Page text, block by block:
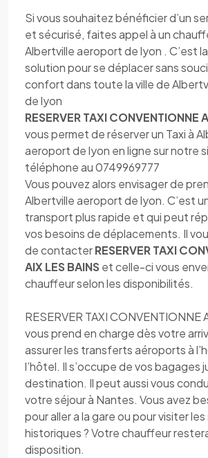
Si vous souhaitez bénéficier d’un
et sécurisé, faites appel à un
Albertville aeroport de lyon . C’est
solution pour se déplacer sans
confort dans toute la ville de
de lyon
RESERVER TAXI CONVENTIONNE
vous permet de réserver un Taxi à
aeroport de lyon en ligne sur notre
téléphone au 0749969777
Vous pouvez alors envisager de
Albertville aeroport de lyon. C’est
transport plus rapide et qui peut
vos besoins de déplacements. Il
de contacterRESERVER TAXI
AIX LES BAINS et celle-ci vous
chauffeur selon les disponibilités.
RESERVER TAXI CONVENTIONNE
vous prend en charge dès votre
assurer les transferts aéroports à
l’hôtel. Il s’occupe de vos bagages
destination. Il peut aussi vous
votre séjour à Nantes. Vous avez
pour aller a la gare ou pour visiter
historiques ? Votre chauffeur
disposition.